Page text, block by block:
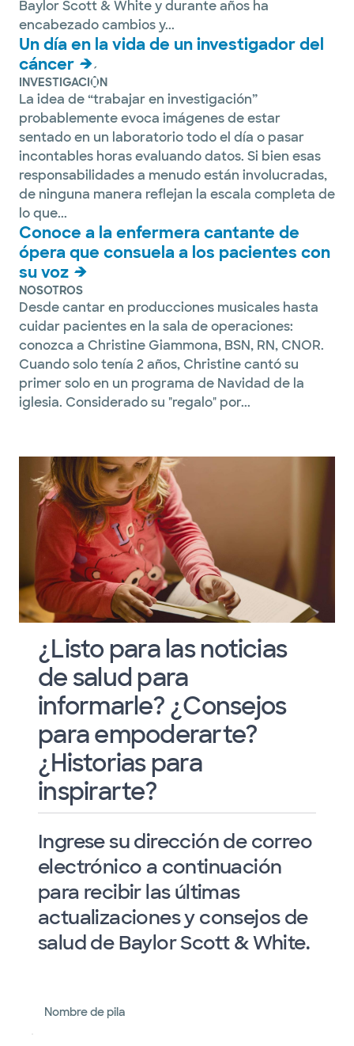
Baylor Scott & White y durante años ha
encabezado cambios y...
Un día en la vida de un investigador del
cáncer
INVESTIGACIÓN
La idea de “trabajar en investigación”
probablemente evoca imágenes de estar
sentado en un laboratorio todo el día o pasar
incontables horas evaluando datos. Si bien esas
responsabilidades a menudo están involucradas,
de ninguna manera reflejan la escala completa de
lo que...
Conoce a la enfermera cantante de
ópera que consuela a los pacientes con
su voz
NOSOTROS
Desde cantar en producciones musicales hasta
cuidar pacientes en la sala de operaciones:
conozca a Christine Giammona, BSN, RN, CNOR.
Cuando solo tenía 2 años, Christine cantó su
primer solo en un programa de Navidad de la
iglesia. Considerado su "regalo" por...
¿Listo para las noticias
de salud para
informarle? ¿Consejos
para empoderarte?
¿Historias para
inspirarte?
Ingrese su dirección de correo
electrónico a continuación
para recibir las últimas
actualizaciones y consejos de
salud de Baylor Scott & White.
Nombre de pila